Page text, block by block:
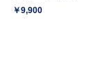
￥9,900